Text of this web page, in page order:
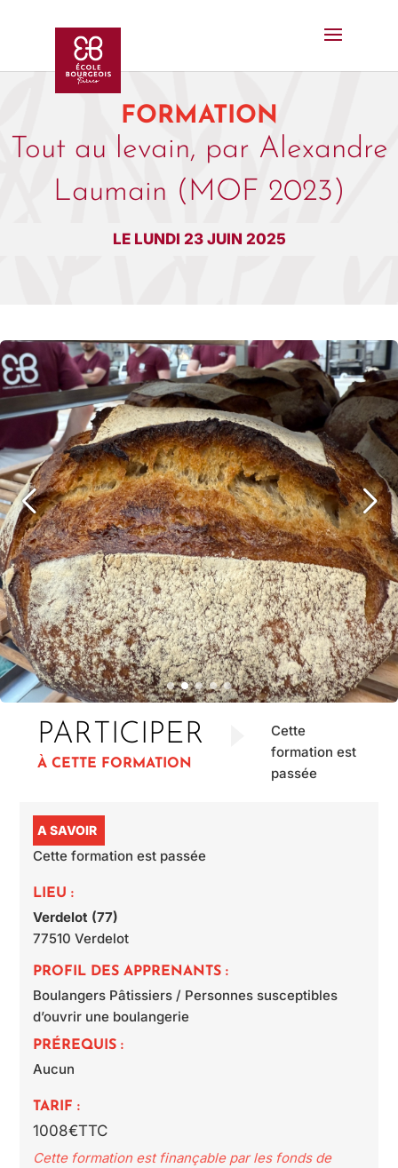
FORMATION
Tout au levain, par Alexandre
Laumain (MOF 2023)
LE LUNDI 23 JUIN 2025
PARTICIPER
À CETTE FORMATION
Cette
formation est
passée
A SAVOIR
Cette formation est passée
LIEU :
Verdelot (77)
77510 Verdelot
PROFIL DES APPRENANTS :
Boulangers Pâtissiers / Personnes susceptibles
d’ouvrir une boulangerie
PRÉREQUIS :
Aucun
TARIF :
1008€TTC
Cette formation est finançable par les fonds de